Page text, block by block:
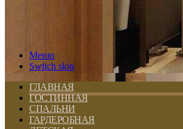
Меню
Switch skin
ГЛАВНАЯ
ГОСТИННАЯ
СПАЛЬНИ
ГАРДЕРОБНАЯ